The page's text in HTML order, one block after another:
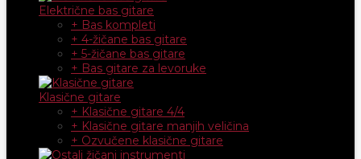
Električne bas gitare
+ Bas kompleti
+ 4-žičane bas gitare
+ 5-žičane bas gitare
+ Bas gitare za levoruke
Klasične gitare
+ Klasične gitare 4/4
+ Klasične gitare manjih veličina
+ Ozvučene klasične gitare